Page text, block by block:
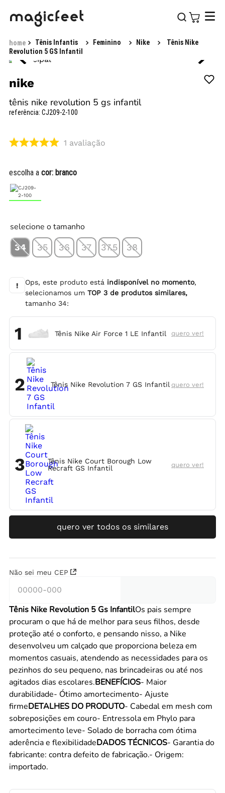
Tênis Infantis Feminino Nike
Tênis Nike
Revolution 5 GS Infantil
nike
tênis nike revolution 5 gs infantil
referência: CJ209-2-100
1 avaliação
escolha a cor: branco
selecione o tamanho
34 35 36 37 37.5 38
! Ops, este produto está indisponível no momento,
selecionamos umTOP3 de produtos similares,
tamanho34:
1 Tênis Nike Air Force 1 LE Infantil quero ver!
2 Tênis Nike Revolution 7 GS Infantil quero ver!
3
Tênis Nike Court Borough Low
Recraft GS Infantil
quero ver!
quero ver todos os similares
Não sei meu CEP
Tênis Nike Revolution 5 Gs InfantilOs pais sempre
procuram o que há de melhor para seus filhos, desde
proteção até o conforto, e pensando nisso, a Nike
desenvolveu um calçado que proporciona beleza em
momentos casuais, atendendo as necessidades para os
pezinhos do seu pequeno, nas brincadeiras ou até nos
agitados dias escolares.BENEFÍCIOS- Maior
durabilidade- Ótimo amortecimento- Ajuste
firmeDETALHES DO PRODUTO- Cabedal em mesh com
sobreposições em couro- Entressola em Phylo para
amortecimento leve- Solado de borracha com ótima
aderência e flexibilidadeDADOS TÉCNICOS- Garantia do
fabricante: contra defeito de fabricação.- Origem:
importado.